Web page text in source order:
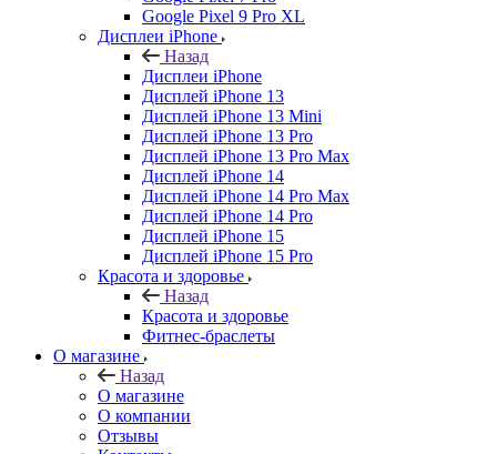
Google Pixel 9 Pro XL
Дисплеи iPhone
Назад
Дисплеи iPhone
Дисплей iPhone 13
Дисплей iPhone 13 Mini
Дисплей iPhone 13 Pro
Дисплей iPhone 13 Pro Max
Дисплей iPhone 14
Дисплей iPhone 14 Pro Max
Дисплей iPhone 14 Pro
Дисплей iPhone 15
Дисплей iPhone 15 Pro
Красота и здоровье
Назад
Красота и здоровье
Фитнес-браслеты
О магазине
Назад
О магазине
О компании
Отзывы